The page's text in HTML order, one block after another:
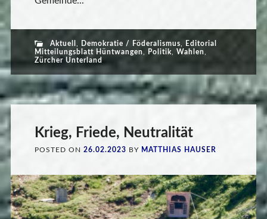
Aktuell , Demokratie / Föderalismus,
Editorial
Mitteilungsblatt Hüntwangen, Politik, Wahlen,
Zürcher Unterland
Krieg, Friede, Neutralität
POSTED ON 26.02.2023 BY MATTHIAS HAUSER